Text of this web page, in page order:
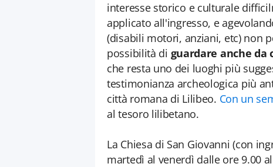
interesse storico e culturale
applicato all'ingresso, e
(disabili motori, anziani, etc) non
possibilità di guardare anche da
che resta uno dei luoghi più
testimonianza archeologica più
città romana di Lilibeo. Con un
al tesoro lilibetano.
La Chiesa di San Giovanni (con
martedì al venerdì dalle ore 9.00